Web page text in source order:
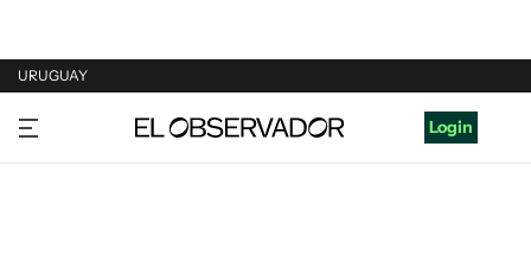
URUGUAY
URUGUAY
ARGENTINA
Login